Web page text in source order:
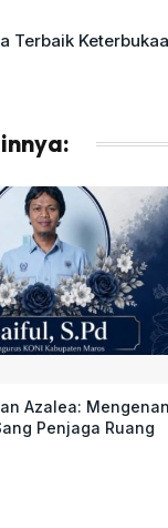
Terbaik
Azalea:
Penjaga Ruang